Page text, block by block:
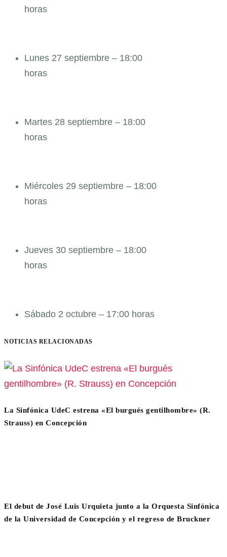
horas
Lunes 27 septiembre – 18:00
horas
Martes 28 septiembre – 18:00
horas
Miércoles 29 septiembre – 18:00
horas
Jueves 30 septiembre – 18:00
horas
Sábado 2 octubre – 17:00 horas
NOTICIAS RELACIONADAS
La Sinfónica UdeC estrena «El burgués gentilhombre» (R.
Strauss) en Concepción
El debut de José Luis Urquieta junto a la Orquesta Sinfónica
de la Universidad de Concepción y el regreso de Bruckner